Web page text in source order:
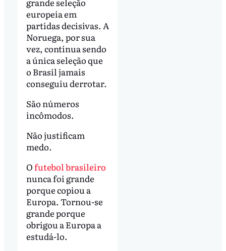
europeia em
partidas decisivas. A
Noruega, por sua
vez, continua sendo
a única seleção que
o Brasil jamais
conseguiu derrotar.
São números
incômodos.
Não justificam
medo.
Ofutebol brasileiro
nunca foi grande
porque copiou a
Europa. Tornou-se
grande porque
obrigou a Europa a
estudá-lo.